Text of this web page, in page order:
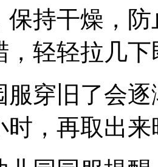
保持干燥，
，轻轻拉几下
旧了会逐
时，再取出